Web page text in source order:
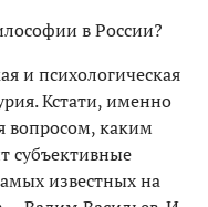
в России?
и психологическая
Кстати, именно
вопросом, каким
субъективные
известных на